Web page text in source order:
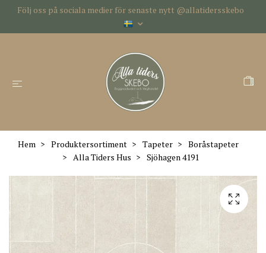
Följ oss på sociala medier för senaste nytt @allatidersskebo
Hem Produktersortiment Tapeter
Boråstapeter
Alla Tiders Hus
Sjöhagen 4191